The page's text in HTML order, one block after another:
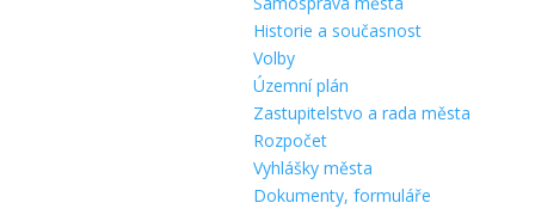
Historie a současnost
Volby
Územní plán
Zastupitelstvo a rada města
Rozpočet
Vyhlášky města
Dokumenty, formuláře